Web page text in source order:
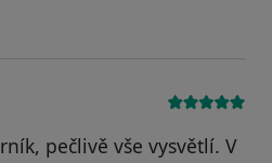
pečlivě vše vysvětlí. V